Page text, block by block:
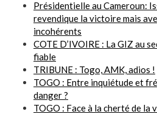
Présidentielle au Cameroun:
revendique la victoire mais
incohérents
COTE D’IVOIRE : La GIZ au
fiable
TRIBUNE : Togo, AMK, adios !
TOGO : Entre inquiétude et
danger ?
TOGO : Face à la cherté de la